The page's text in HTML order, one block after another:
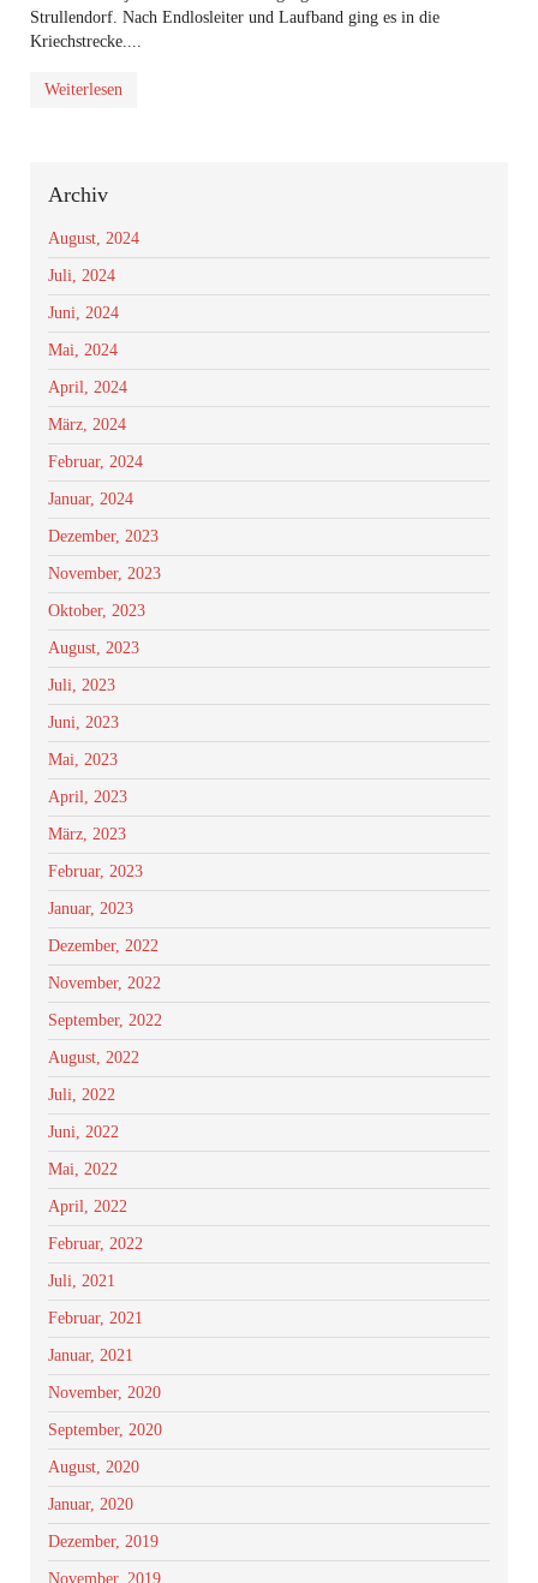
Strullendorf. Nach Endlosleiter und Laufband ging es in die
Kriechstrecke....
Weiterlesen
Archiv
August, 2024
Juli, 2024
Juni, 2024
Mai, 2024
April, 2024
März, 2024
Februar, 2024
Januar, 2024
Dezember, 2023
November, 2023
Oktober, 2023
August, 2023
Juli, 2023
Juni, 2023
Mai, 2023
April, 2023
März, 2023
Februar, 2023
Januar, 2023
Dezember, 2022
November, 2022
September, 2022
August, 2022
Juli, 2022
Juni, 2022
Mai, 2022
April, 2022
Februar, 2022
Juli, 2021
Februar, 2021
Januar, 2021
November, 2020
September, 2020
August, 2020
Januar, 2020
Dezember, 2019
November, 2019